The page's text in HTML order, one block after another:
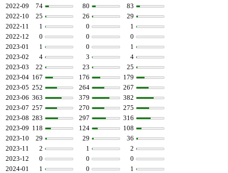
2022-09
74 80
83
2022-10
25 26
29
2022-11
1 0
1
2022-12
0 0
0
2023-01
1 0
1
2023-02
4 3
4
2023-03
22 23
25
2023-04 167 176
179
2023-05 252 264
267
2023-06 363 379
382
2023-07 257 270
275
2023-08 283 297
316
2023-09 118 124
108
2023-10
29 29
36
2023-11
2 1
2
2023-12
0 0
0
2024-01
1 0
1